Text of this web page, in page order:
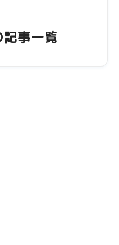
記事一覧